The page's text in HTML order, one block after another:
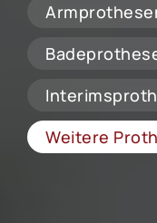
Weitere